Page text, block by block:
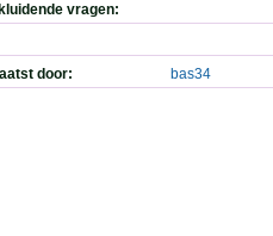
vragen:
door: bas34